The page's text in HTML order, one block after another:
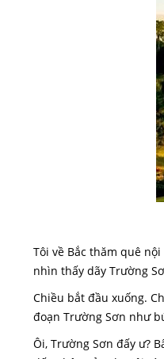
Tôi về Bắc thăm quê
nhìn thấy dãy Trường
Chiều bắt đầu xuống.
đoạn Trường Sơn như
Ôi, Trường Sơn đấy ư?